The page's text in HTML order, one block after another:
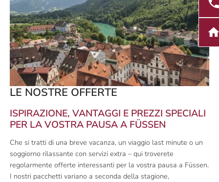
LE NOSTRE OFFERTE
ISPIRAZIONE, VANTAGGI E PREZZI SPECIALI
PER LA VOSTRA PAUSA A FÜSSEN
Che si tratti di una breve vacanza, un viaggio last minute o un
soggiorno rilassante con servizi extra – qui troverete
regolarmente offerte interessanti per la vostra pausa a Füssen.
I nostri pacchetti variano a seconda della stagione,